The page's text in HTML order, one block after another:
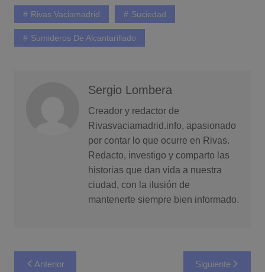
Rivas Vaciamadrid Suciedad
Sumideros De Alcantarillado
Sergio Lombera
Creador y redactor de
Rivasvaciamadrid.info, apasionado
por contar lo que ocurre en Rivas.
Redacto, investigo y comparto las
historias que dan vida a nuestra
ciudad, con la ilusión de
mantenerte siempre bien informado.
Navegación
Anterior Siguiente